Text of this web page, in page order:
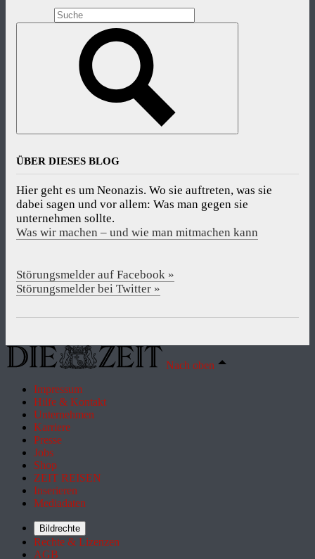
ÜBER DIESES BLOG
Hier geht es um Neonazis. Wo sie auftreten, was sie
dabei sagen und vor allem: Was man gegen sie
unternehmen sollte.
Was wir machen – und wie man mitmachen kann
Störungsmelder auf Facebook »
Störungsmelder bei Twitter »
Nach oben
Impressum
Hilfe & Kontakt
Unternehmen
Karriere
Presse
Jobs
Shop
ZEIT REISEN
Inserieren
Mediadaten
Bildrechte
Rechte & Lizenzen
AGB